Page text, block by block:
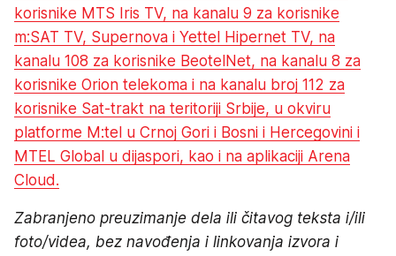
korisnike MTS Iris TV, na kanalu 9 za korisnike
m:SAT TV, Supernova i Yettel Hipernet TV, na
kanalu 108 za korisnike BeotelNet, na kanalu 8 za
korisnike Orion telekoma i na kanalu broj 112 za
korisnike Sat-trakt na teritoriji Srbije, u okviru
platforme M:tel u Crnoj Gori i Bosni i Hercegovini i
MTEL Global u dijaspori, kao i na aplikaciji Arena
Cloud.
Zabranjeno preuzimanje dela ili čitavog teksta i/ili
foto/videa, bez navođenja i linkovanja izvora i